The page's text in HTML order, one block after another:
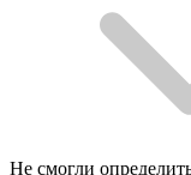
Не смогли